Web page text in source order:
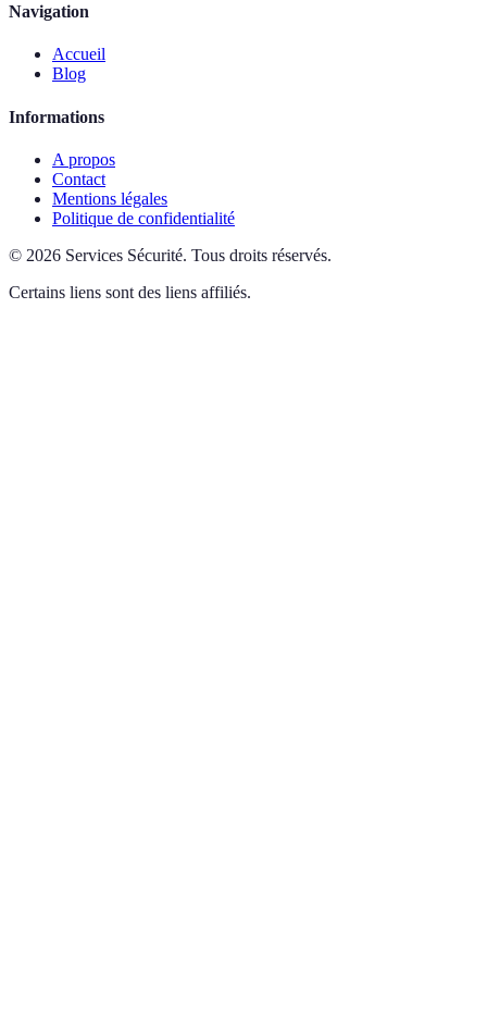
Navigation
Accueil
Blog
Informations
A propos
Contact
Mentions légales
Politique de confidentialité
© 2026 Services Sécurité. Tous droits réservés.
Certains liens sont des liens affiliés.